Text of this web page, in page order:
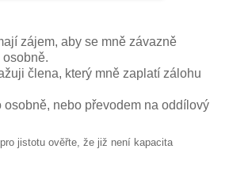
zájem, aby se mně závazně
člena, který mně zaplatí zálohu
osobně, nebo převodem na oddílový
jistotu ověřte, že již není kapacita